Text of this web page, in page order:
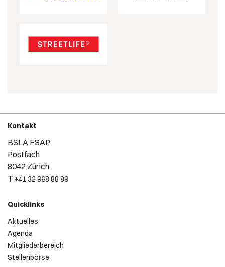
Kontakt
BSLA FSAP
Postfach
8042 Zürich
T +41 32 968 88 89
Quicklinks
Aktuelles
Agenda
Mitgliederbereich
Stellenbörse